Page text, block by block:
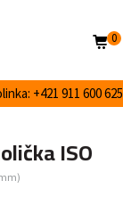
+421 911 600 625
0
ISO